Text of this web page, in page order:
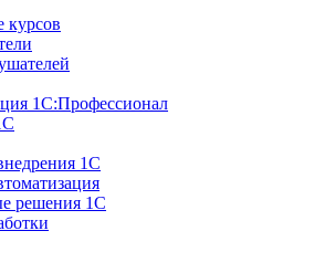
курсов
1С:Профессионал
1С
решения 1С